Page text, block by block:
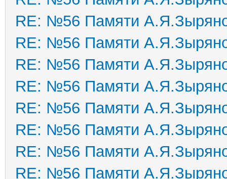
RE: №56 Памяти
RE: №56 Памяти
RE: №56 Памяти
RE: №56 Памяти
RE: №56 Памяти
RE: №56 Памяти
RE: №56 Памяти
RE: №56 Памяти